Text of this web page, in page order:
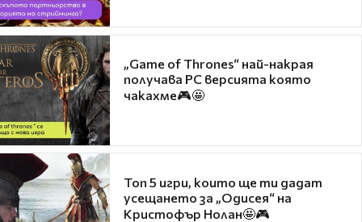
„Game of Thrones“ най-накрая
получава PC версията която
чакахме🎮🤩
Топ 5 игри, които ще ти дадат
усещането за „Одисея“ на
Кристофър Нолан🤩🎮